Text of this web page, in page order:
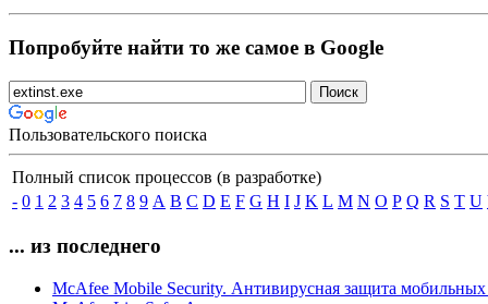
Попробуйте найти то же самое в Google
Пользовательского поиска
Полный список процессов (в разработке)
- 0 1 2 3 4 5 6 7 8 9 A B C D E F G H I J K L M N O P Q R S T U
... из последнего
McAfee Mobile Security. Антивирусная защита мобильных